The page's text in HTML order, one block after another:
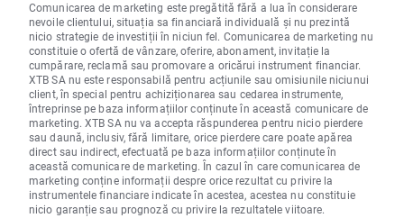
Comunicarea de marketing este pregătită fără a lua în considerare
nevoile clientului, situația sa financiară individuală și nu prezintă
nicio strategie de investiții în niciun fel. Comunicarea de marketing nu
constituie o ofertă de vânzare, oferire, abonament, invitație la
cumpărare, reclamă sau promovare a oricărui instrument financiar.
XTB SA nu este responsabilă pentru acțiunile sau omisiunile niciunui
client, în special pentru achiziționarea sau cedarea instrumente,
întreprinse pe baza informațiilor conținute în această comunicare de
marketing. XTB SA nu va accepta răspunderea pentru nicio pierdere
sau daună, inclusiv, fără limitare, orice pierdere care poate apărea
direct sau indirect, efectuată pe baza informațiilor conținute în
această comunicare de marketing. În cazul în care comunicarea de
marketing conține informații despre orice rezultat cu privire la
instrumentele financiare indicate în acestea, acestea nu constituie
nicio garanție sau prognoză cu privire la rezultatele viitoare.